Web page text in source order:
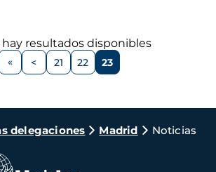
resultados disponibles
Página
< Página
21 Página
22 Página
23
delegaciones Madrid Noticias